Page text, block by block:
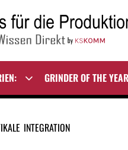
DIE
Show
menu
GRINDER OF THE YEAR
INTEGRATION